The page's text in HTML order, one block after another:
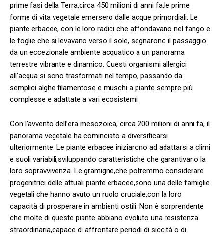
prime fasi ​della ‍Terra,circa ⁣450 milioni di anni fa,le prime
forme di vita vegetale emersero dalle ⁣acque primordiali. Le
piante erbacee, con le loro ‌radici ⁢che⁢ affondavano nel fango e
le foglie che si levavano verso‍ il sole, segnarono il passaggio
da un eccezionale ambiente ⁤acquatico a un panorama
terrestre vibrante‍ e ⁣dinamico. Questi organismi allergici
all’acqua si sono trasformati ⁢nel​ tempo, passando‍ da​
semplici alghe filamentose e‍ muschi‍ a piante sempre più​
complesse⁢ e adattate a vari ecosistemi.
Con l’avvento dell’era‌ mesozoica, ‍circa ⁢200‌ milioni ​di anni fa, il
panorama vegetale ha cominciato a diversificarsi
⁤ulteriormente. Le piante erbacee iniziarono ad adattarsi a climi
​e suoli variabili,sviluppando caratteristiche che garantivano la
loro ​sopravvivenza.‌ Le gramigne,che potremmo considerare
progenitrici delle attuali piante⁣ erbacee,sono ⁢una delle famiglie
vegetali ⁢che ​hanno avuto ⁢un ruolo cruciale,con ⁢la loro
⁣capacità di prosperare ‍in ⁤ambienti ostili. Non⁤ è‍ sorprendente
che⁤ molte di queste piante abbiano evoluto una resistenza
straordinaria,capace⁤ di affrontare periodi ⁣di⁤ siccità o di